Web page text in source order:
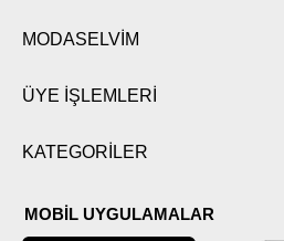
MODASELVİM
ÜYE İŞLEMLERİ
KATEGORİLER
MOBİL UYGULAMALAR